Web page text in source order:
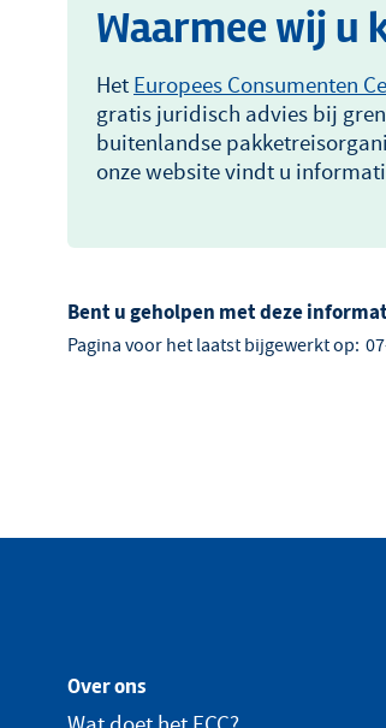
Waarmee wij u
Het Europees Consumenten
gratis juridisch advies bij
buitenlandse
onze website vindt u
Bent u geholpen met deze
Pagina voor het laatst bijgewerkt op:
Over ons